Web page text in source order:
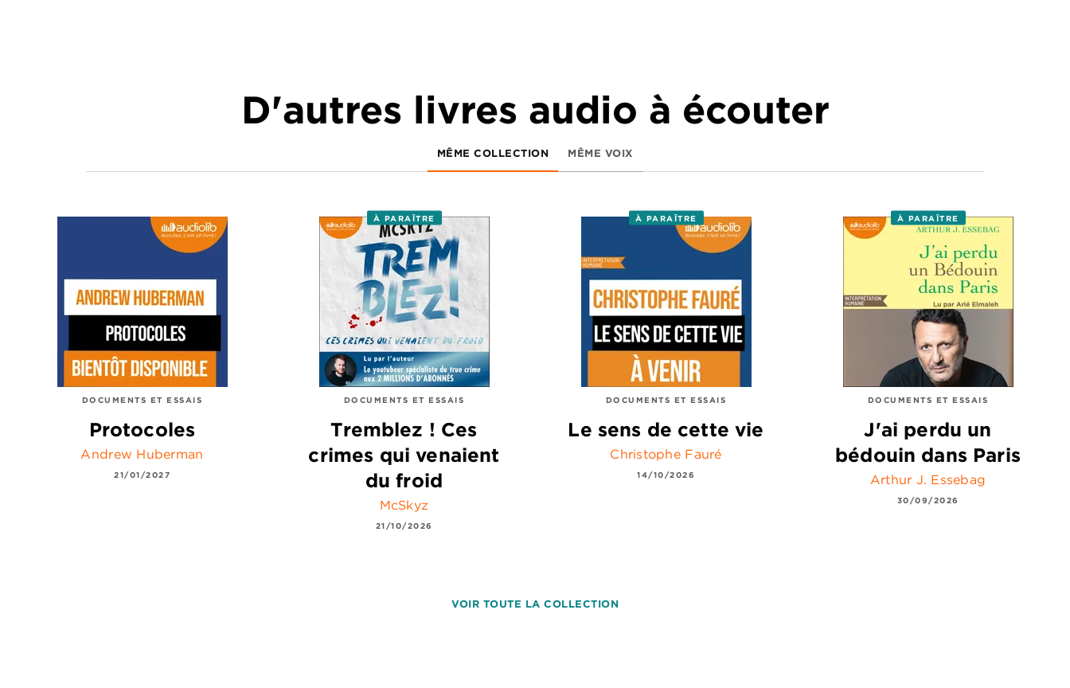
D'autres livres audio à écouter
MÊME COLLECTION MÊME VOIX
DOCUMENTS ET ESSAIS
Protocoles
Andrew Huberman
21/01/2027
À PARAÎTRE
DOCUMENTS ET ESSAIS
Tremblez ! Ces
crimes qui venaient
du froid
McSkyz
21/10/2026
À PARAÎTRE
DOCUMENTS ET ESSAIS
Le sens de cette vie
Christophe Fauré
14/10/2026
À PARAÎTRE
DOCUMENTS ET ESSAIS
J'ai perdu un
bédouin dans Paris
Arthur J. Essebag
30/09/2026
VOIR TOUTE LA COLLECTION